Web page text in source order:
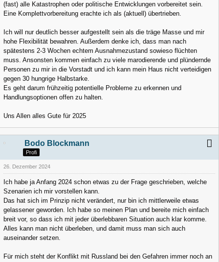
(fast) alle Katastrophen oder politische Entwicklungen vorbereitet sein.
Eine Komplettvorbereitung erachte ich als (aktuell) übertrieben.
Ich will nur deutlich besser aufgestellt sein als die träge Masse und mir
hohe Flexibilität bewahren. Außerdem denke ich, dass man nach
spätestens 2-3 Wochen echtem Ausnahmezustand sowieso flüchten
muss. Ansonsten kommen einfach zu viele marodierende und plündernde
Personen zu mir in die Vorstadt und ich kann mein Haus nicht verteidigen
gegen 30 hungrige Halbstarke.
Es geht darum frühzeitig potentielle Probleme zu erkennen und
Handlungsoptionen offen zu halten.
Uns Allen alles Gute für 2025
Bodo Blockmann
Profi
26. Dezember 2024
Ich habe ja Anfang 2024 schon etwas zu der Frage geschrieben, welche
Szenarien ich mir vorstellen kann.
Das hat sich im Prinzip nicht verändert, nur bin ich mittlerweile etwas
gelassener geworden. Ich habe so meinen Plan und bereite mich einfach
breit vor, so dass ich mit jeder überlebbaren Situation auch klar komme.
Alles kann man nicht überleben, und damit muss man sich auch
auseinander setzen.
Für mich steht der Konflikt mit Russland bei den Gefahren immer noch an